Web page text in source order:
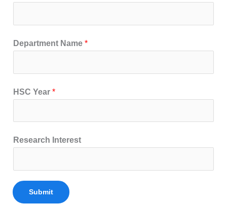
Department Name*
HSC Year*
Research Interest
Submit